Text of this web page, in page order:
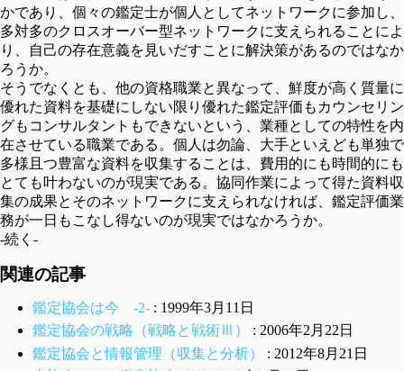
かであり、個々の鑑定士が個人としてネットワークに参加し、
多対多のクロスオーバー型ネットワークに支えられることによ
り、自己の存在意義を見いだすことに解決策があるのではなか
ろうか。
そうでなくとも、他の資格職業と異なって、鮮度が高く質量に
優れた資料を基礎にしない限り優れた鑑定評価もカウンセリン
グもコンサルタントもできないという、業種としての特性を内
在させている職業である。個人は勿論、大手といえども単独で
多様且つ豊富な資料を収集することは、費用的にも時間的にも
とても叶わないのが現実である。協同作業によって得た資料収
集の成果とそのネットワークに支えられなければ、鑑定評価業
務が一日もこなし得ないのが現実ではなかろうか。
-続く-
関連の記事
鑑定協会は今 -2-: 1999年3月11日
鑑定協会の戦略（戦略と戦術Ⅲ）
: 2006年2月22日
鑑定協会と情報管理（収集と分析）
: 2012年8月21日